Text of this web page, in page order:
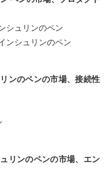
シュリンのペン
ンシュリンのペン
ンのペンの市場、接続性
リンのペンの市場、エン